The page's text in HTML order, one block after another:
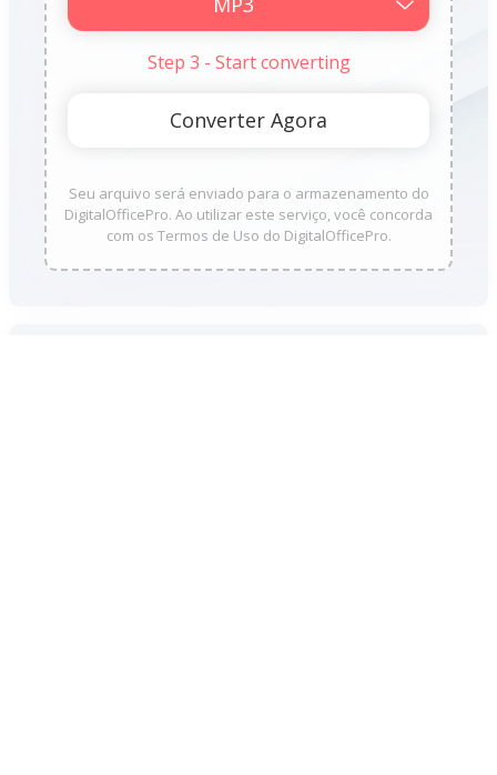
Step 3 - Start converting
Seu arquivo será enviado para o armazenamento do
DigitalOfficePro. Ao utilizar este serviço, você concorda
com os Termos de Uso do DigitalOfficePro.